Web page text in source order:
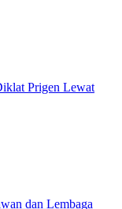
Prigen Lewat
dan Lembaga